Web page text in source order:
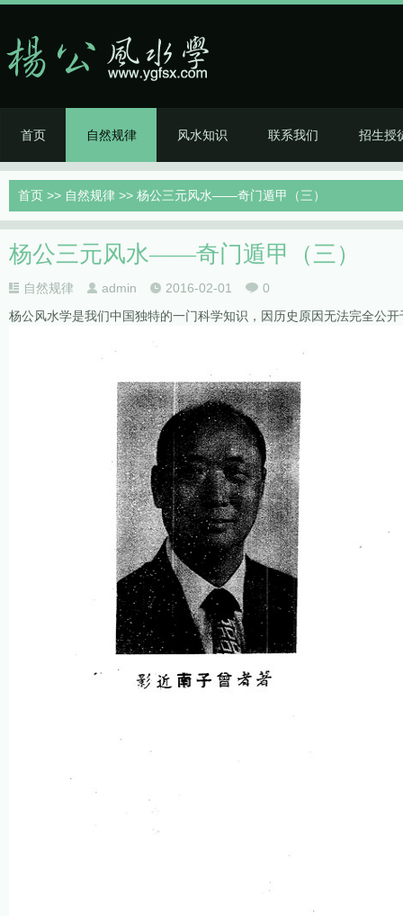
首页 自然规律 风水知识 联系我们 招生授
首页 >> 自然规律 >> 杨公三元风水——奇门遁甲（三）
杨公三元风水——奇门遁甲（三）
自然规律 admin 2016-02-01
0
杨公风水学是我们中国独特的一门科学知识，因历史原因无法完全公